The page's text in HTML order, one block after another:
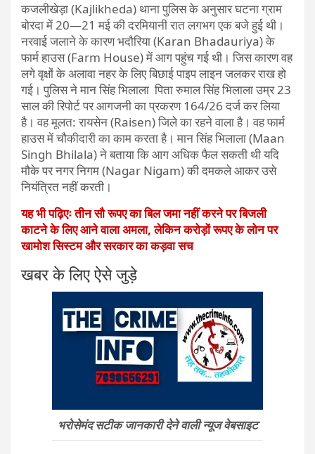
कजलीखेड़ा (Kajlikheda) थाना पुलिस के अनुसार घटना ग्राम
बोरदा में 20—21 मई की दरमियानी रात लगभग एक बजे हुई थी।
नरवाई जलाने के कारण भदौरिया (Karan Bhadauriya) के
फार्म हाउस (Farm House) में आग पहुंच गई थी। जिस कारण वह
लगे वृक्षों के अलावा नहर के लिए बिछाई पाइप लाइन जलकर राख हो
गई। पुलिस ने मान सिंह भिलाला पिता रुमाल सिंह भिलाला उम्र 23
साल की रिपोर्ट पर आगजनी का प्रकरण 164/26 दर्ज कर लिया
है। वह मूलत: रायसेन (Raisen) जिले का रहने वाला है। वह फार्म
हाउस में चौकीदारी का काम करता है। मान सिंह भिलाला (Maan
Singh Bhilala) ने बताया कि आग अधिक फैल सकती थी यदि
मौके पर नगर निगम (Nagar Nigam) की दमकले आकर उसे
नियंत्रित नहीं करती।
यह भी पढ़िएः तीन सौ रूपए का बिल जमा नहीं करने पर बिजली
काटने के लिए आने वाला अमला, लेकिन करोड़ों रूपए के लोन पर
खामोश सिस्टम और सरकार का कड़वा सच
खबर के लिए ऐसे जुड़े
भरोसेमंद सटीक जानकारी देने वाली न्यूज वेबसाइट